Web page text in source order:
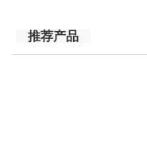
推荐产品